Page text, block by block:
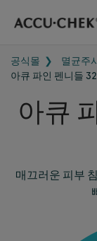
공식몰 멸균주
아큐 파인 펜니들
아큐
매끄러운 피부